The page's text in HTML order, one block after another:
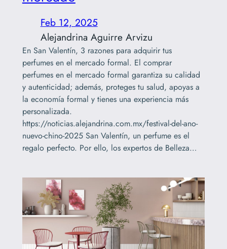
Feb 12, 2025
Alejandrina Aguirre Arvizu
En San Valentín, 3 razones para adquirir tus
perfumes en el mercado formal. El comprar
perfumes en el mercado formal garantiza su calidad
y autenticidad; además, proteges tu salud, apoyas a
la economía formal y tienes una experiencia más
personalizada.
https://noticias.alejandrina.com.mx/festival-del-ano-
nuevo-chino-2025 San Valentín, un perfume es el
regalo perfecto. Por ello, los expertos de Belleza…